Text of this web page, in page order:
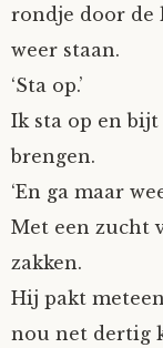
rondje door de
weer staan.
‘Sta op.’
Ik sta op en
brengen.
‘En ga maar
Met een zucht
zakken.
Hij pakt
nou net dertig